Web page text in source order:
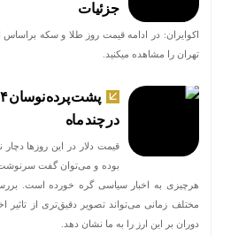
جزئیات
اکوایران: در ادامه قیمت روز طلا و سکه براساس
تهران را مشاهده میکنید.
در چند ماه
قیمت دلار در این روزها دچار
بوده و می‌توان گفت سرنوشت
هرچیزی به اخبار سیاسی گره خورده است.
مختلف زمانی می‌تواند تصویر دقیق‌تری از تاثیر
دوران بر این ارز را به ما نشان دهد.